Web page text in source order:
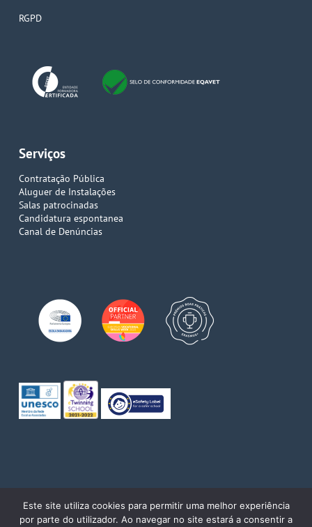
RGPD
Serviços
Contratação Pública
Aluguer de Instalações
Salas patrocinadas
Candidatura espontanea
Canal de Denúncias
twitter facebookpinterestlinkedinyoutubeinstagram
Este site utiliza cookies para permitir uma melhor experiência
por parte do utilizador. Ao navegar no site estará a consentir a